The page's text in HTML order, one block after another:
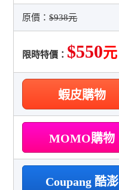
原價：$938元
限時特價： $550元
蝦皮購物
MOMO購物
Coupang 酷澎